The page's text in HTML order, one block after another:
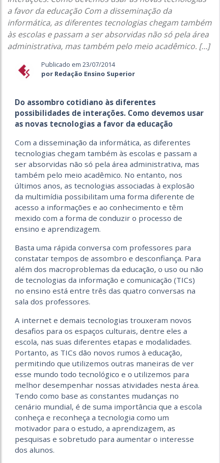
a favor da educação Com a disseminação da
informática, as diferentes tecnologias chegam também
às escolas e passam a ser absorvidas não só pela área
administrativa, mas também pelo meio acadêmico. […]
Publicado em 23/07/2014
por Redação Ensino Superior
Do assombro cotidiano às diferentes
possibilidades de interações. Como devemos usar
as novas tecnologias a favor da educação
Com a disseminação da informática, as diferentes
tecnologias chegam também às escolas e passam a
ser absorvidas não só pela área administrativa, mas
também pelo meio acadêmico. No entanto, nos
últimos anos, as tecnologias associadas à explosão
da multimídia possibilitam uma forma diferente de
acesso a informações e ao conhecimento e têm
mexido com a forma de conduzir o processo de
ensino e aprendizagem.
Basta uma rápida conversa com professores para
constatar tempos de assombro e desconfiança. Para
além dos macroproblemas da educação, o uso ou não
de tecnologias da informação e comunicação (TICs)
no ensino está entre três das quatro conversas na
sala dos professores.
A internet e demais tecnologias trouxeram novos
desafios para os espaços culturais, dentre eles a
escola, nas suas diferentes etapas e modalidades.
Portanto, as TICs dão novos rumos à educação,
permitindo que utilizemos outras maneiras de ver
esse mundo todo tecnológico e o utilizemos para
melhor desempenhar nossas atividades nesta área.
Tendo como base as constantes mudanças no
cenário mundial, é de suma importância que a escola
conheça e reconheça a tecnologia como um
motivador para o estudo, a aprendizagem, as
pesquisas e sobretudo para aumentar o interesse
dos alunos.